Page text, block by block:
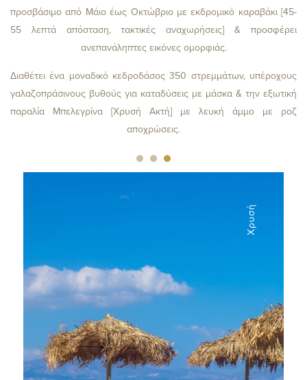
προσβάσιμο από Μάιο έως Οκτώβριο με εκδρομικό καραβάκι [45-
55 λεπτά απόσταση, τακτικές αναχωρήσεις] & προσφέρει
ανεπανάληπτες εικόνες ομορφιάς.
Διαθέτει ένα μοναδικό κεδροδάσος 350 στρεμμάτων, υπέροχους
γαλαζοπράσινους βυθούς για καταδύσεις με μάσκα & την εξωτική
παραλία Μπελεγρίνα [Χρυσή Ακτή] με λευκή άμμο με ροζ
αποχρώσεις.
Χρυσή